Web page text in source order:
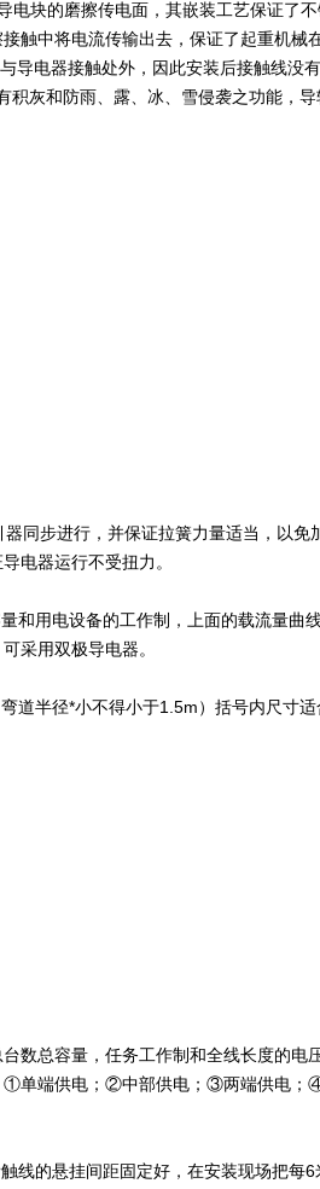
块的磨擦传电面，其嵌装工艺保证了
触中将电流传输出去，保证了起重机械
电器接触处外，因此安装后接触线没
灰和防雨、露、冰、雪侵袭之功能，
同步进行，并保证拉簧力量适当，以免
电器运行不受扭力。
用电设备的工作制，上面的载流量曲
采用双极导电器。
道半径*小不得小于1.5m）括号内尺寸
数总容量，任务工作制和全线长度的电
①单端供电；②中部供电；③两端供电
线的悬挂间距固定好，在安装现场把每